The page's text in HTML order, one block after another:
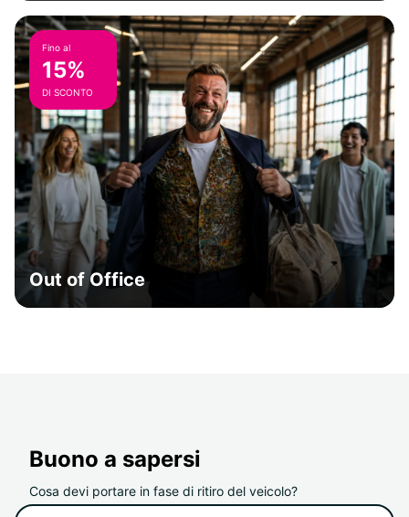
Fino al
15%
DI SCONTO
Out of Office
Buono a sapersi
Cosa devi portare in fase di ritiro del veicolo?